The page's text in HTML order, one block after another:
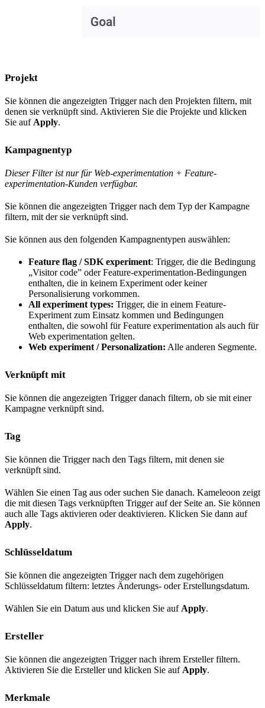
Projekt
Sie können die angezeigten Trigger nach den Projekten filtern, mit
denen sie verknüpft sind. Aktivieren Sie die Projekte und klicken
Sie auf Apply.
Kampagnentyp
Dieser Filter ist nur für Web-experimentation + Feature-
experimentation-Kunden verfügbar.
Sie können die angezeigten Trigger nach dem Typ der Kampagne
filtern, mit der sie verknüpft sind.
Sie können aus den folgenden Kampagnentypen auswählen:
Feature flag / SDK experiment: Trigger, die die Bedingung
„Visitor code” oder Feature-experimentation-Bedingungen
enthalten, die in keinem Experiment oder keiner
Personalisierung vorkommen.
All experiment types: Trigger, die in einem Feature-
Experiment zum Einsatz kommen und Bedingungen
enthalten, die sowohl für Feature experimentation als auch für
Web experimentation gelten.
Web experiment / Personalization: Alle anderen Segmente.
Verknüpft mit
Sie können die angezeigten Trigger danach filtern, ob sie mit einer
Kampagne verknüpft sind.
Tag
Sie können die Trigger nach den Tags filtern, mit denen sie
verknüpft sind.
Wählen Sie einen Tag aus oder suchen Sie danach. Kameleoon zeigt
die mit diesen Tags verknüpften Trigger auf der Seite an. Sie können
auch alle Tags aktivieren oder deaktivieren. Klicken Sie dann auf
Apply.
Schlüsseldatum
Sie können die angezeigten Trigger nach dem zugehörigen
Schlüsseldatum filtern: letztes Änderungs- oder Erstellungsdatum.
Wählen Sie ein Datum aus und klicken Sie auf Apply.
Ersteller
Sie können die angezeigten Trigger nach ihrem Ersteller filtern.
Aktivieren Sie die Ersteller und klicken Sie auf Apply.
Merkmale